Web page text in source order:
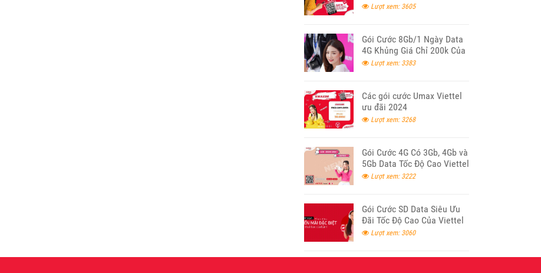
Lượt xem: 3605
Gói Cước 8Gb/1 Ngày Data
4G Khủng Giá Chỉ 200k Của
Viettel
Lượt xem: 3383
Các gói cước Umax Viettel
ưu đãi 2024
Lượt xem: 3268
Gói Cước 4G Có 3Gb, 4Gb và
5Gb Data Tốc Độ Cao Viettel
Lượt xem: 3222
Gói Cước SD Data Siêu Ưu
Đãi Tốc Độ Cao Của Viettel
2024Lượt xem: 3060